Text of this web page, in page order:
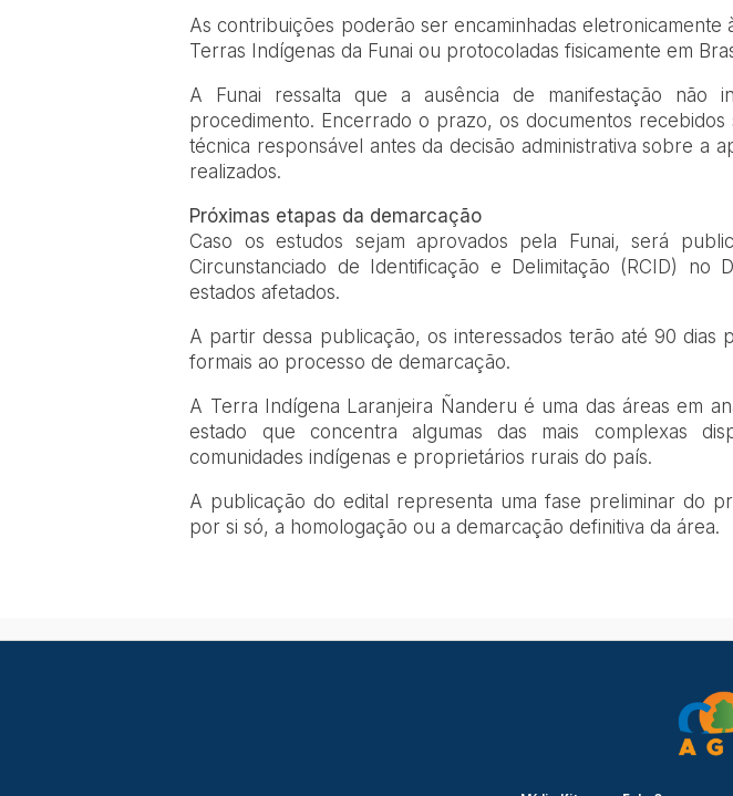
As contribuições poderão ser encaminhadas eletronicamente
Terras Indígenas da Funai ou protocoladas fisicamente em
A Funai ressalta que a ausência de manifestação não
procedimento. Encerrado o prazo, os documentos recebidos
técnica responsável antes da decisão administrativa sobre a
realizados.
Próximas etapas da demarcação
Caso os estudos sejam aprovados pela Funai, será
Circunstanciado de Identificação e Delimitação (RCID) no
estados afetados.
A partir dessa publicação, os interessados terão até 90 dias
formais ao processo de demarcação.
A Terra Indígena Laranjeira Ñanderu é uma das áreas em
estado que concentra algumas das mais complexas
comunidades indígenas e proprietários rurais do país.
A publicação do edital representa uma fase preliminar do
por si só, a homologação ou a demarcação definitiva da área.